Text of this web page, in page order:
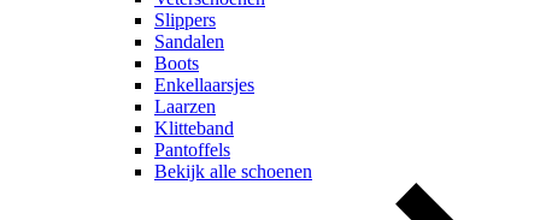
Slippers
Sandalen
Boots
Enkellaarsjes
Laarzen
Klitteband
Pantoffels
Bekijk alle schoenen